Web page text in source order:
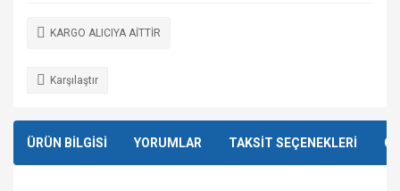
KARGO ALICIYA AİTTİR
Karşılaştır
ÜRÜN BİLGİSİ YORUMLAR TAKSİT SEÇENEKLERİ